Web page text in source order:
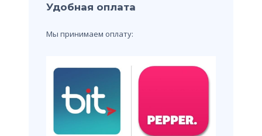
Удобная оплата
Мы принимаем оплату: